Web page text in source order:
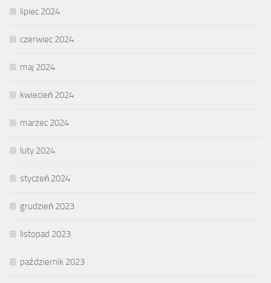
lipiec 2024
czerwiec 2024
maj 2024
kwiecień 2024
marzec 2024
luty 2024
styczeń 2024
grudzień 2023
listopad 2023
październik 2023